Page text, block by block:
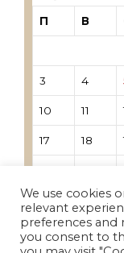
П В
3 4
10 11
17 18
31
« Јун
We use cookies
relevant
preferences and
you consent to